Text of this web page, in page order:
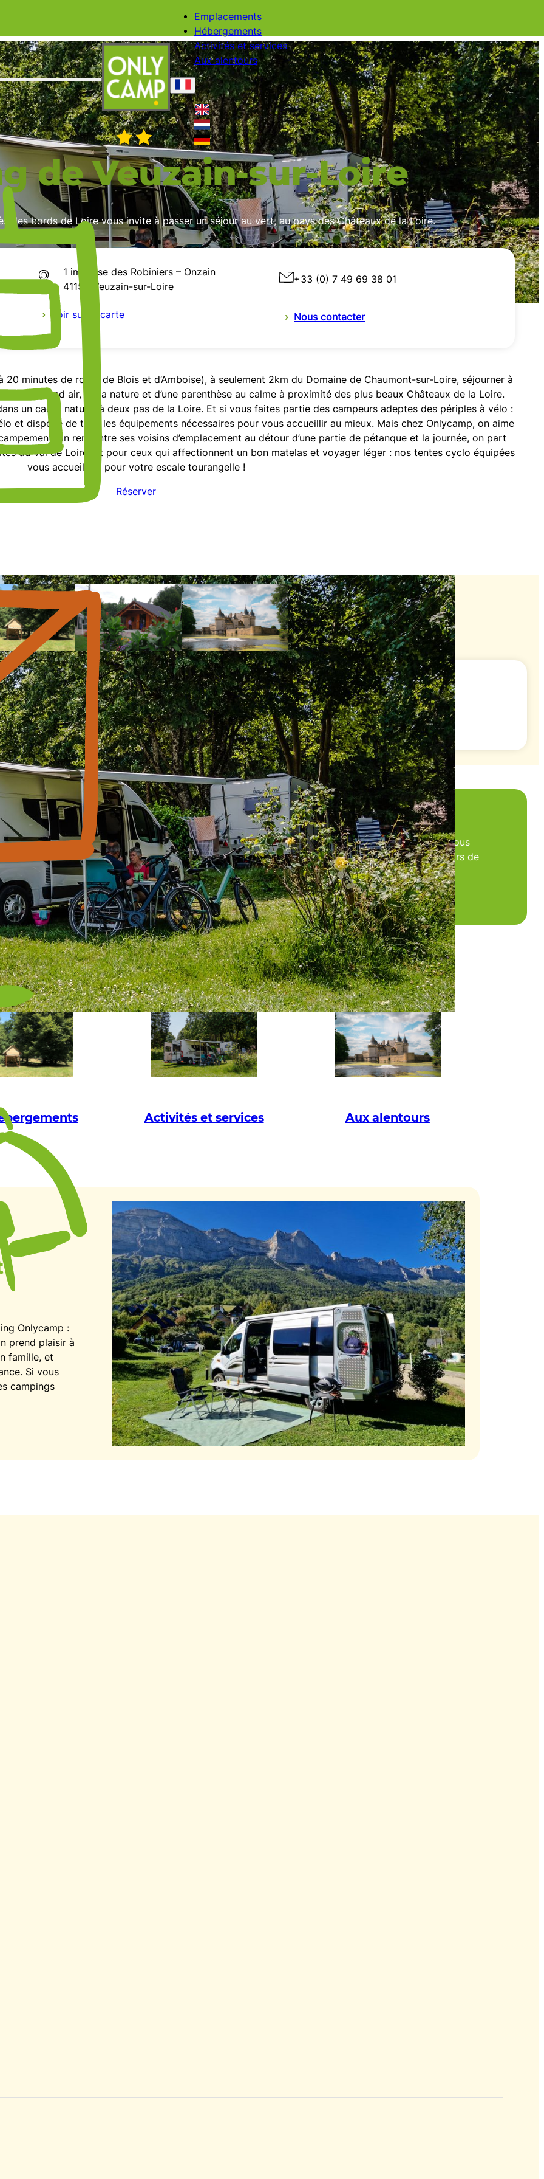
Emplacements
Hébergements
Activités et services
Aux alentours
de Veuzain-sur-Loire
des bords de Loire vous invite à passer un séjour au vert, au pays des Châteaux de la Loire.
1 impasse des Robiniers – Onzain
41150 Veuzain-sur-Loire
› Voir sur la carte
+33 (0) 7 49 69 38 01
› Nous contacter
minutes de route de Blois et d’Amboise), à seulement 2km du Domaine de Chaumont-sur-Loire, séjourner à
du grand air, de la nature et d’une parenthèse au calme à proximité des plus beaux Châteaux de la Loire.
un cadre naturel à deux pas de la Loire. Et si vous faites partie des campeurs adeptes des périples à vélo :
et dispose de tous les équipements nécessaires pour vous accueillir au mieux. Mais chez Onlycamp, on aime
on rencontre ses voisins d’emplacement au détour d’une partie de pétanque et la journée, on part
du Val de Loire. Et pour ceux qui affectionnent un bon matelas et voyager léger : nos tentes cyclo équipées
vous accueillent pour votre escale tourangelle !
Réserver
Toggle
fullscreen
mode
prix sur tous nos campings Onlycamp !
pour 1 emplacement, 1 équipement, 2 adultes (et la douche chaude, bien sûr).
Du 01/07 au 31/08
17€
Du 01/09 à la fermeture
12€
accès permettant de
les vacances des
dont la mobilité
réduite.
Nos amis les chiens sont les
bienvenus, tenus en laisse
accompagnés du carnet de
vaccination à jour.
Vous pouvez choisir
l’emplacement que vous
souhaitez occuper lors de
votre séjour.
Plan du camping
Découvreznotre camping
Activités et services Aux alentours
Onlycamp :
prend plaisir à
famille, et
Si vous
campings